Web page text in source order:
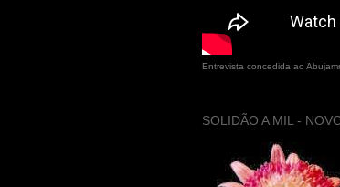
Entrevista concedida ao
SOLIDÃO A MIL -